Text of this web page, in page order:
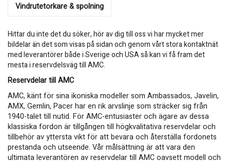
Vindrutetorkare & spolning
Hittar du inte det du söker, hör av dig till oss vi har mycket mer
bildelar än det som visas på sidan och genom vårt stora kontaktnät
med leverantörer både i Sverige och USA så kan vi få fram det
mesta i reservdelsväg till AMC.
Reservdelar till AMC
AMC, känt för sina ikoniska modeller som Ambassados, Javelin,
AMX, Gemlin, Pacer har en rik arvslinje som sträcker sig från
1940-talet till nutid. För AMC-entusiaster och ägare av dessa
klassiska fordon är tillgången till högkvalitativa reservdelar och
tillbehör av yttersta vikt för att bevara och återställa fordonets
prestanda och utseende. Vår målsättning är att vara den
ultimata leverantören av reservdelar till AMC oavsett modell och